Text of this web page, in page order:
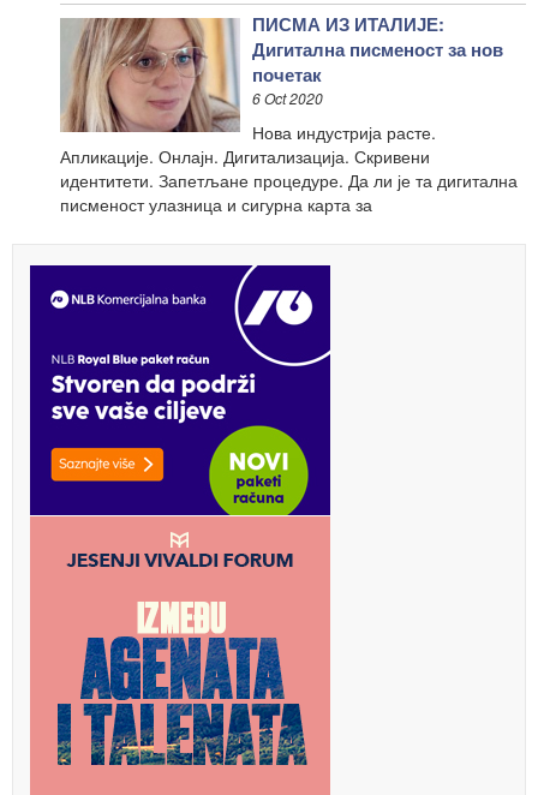
ПИСМА ИЗ ИТАЛИЈЕ:
Дигитална писменост за нов
почетак
6 Oct 2020
Нова индустрија расте.
Апликације. Онлајн. Дигитализација. Скривени
идентитети. Запетљане процедуре. Да ли је та дигитална
писменост улазница и сигурна карта за